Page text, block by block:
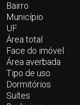
Bairro
Município
UF
Área total
Face do imóvel
Área averbada
Tipo de uso
Dormitórios
Suítes